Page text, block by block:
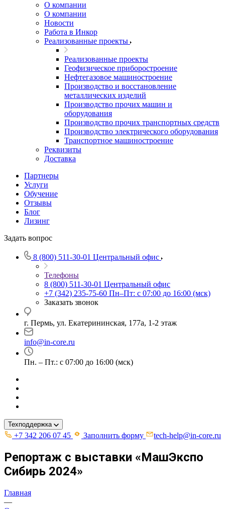
О компании
О компании
Новости
Работа в Инкор
Реализованные проекты
Реализованные проекты
Геофизическое приборостроение
Нефтегазовое машиностроение
Производство и восстановление
металлических изделий
Производство прочих машин и
оборудования
Производство прочих транспортных средств
Производство электрического оборудования
Транспортное машиностроение
Реквизиты
Доставка
Партнеры
Услуги
Обучение
Отзывы
Блог
Лизинг
Задать вопрос
8 (800) 511-30-01 Центральный офис
Телефоны
8 (800) 511-30-01 Центральный офис
+7 (342) 235-75-60 Пн–Пт: с 07:00 до 16:00 (мск)
Заказать звонок
г. Пермь, ул. ​Екатерининская, 177а, ​1-2 этаж
info@in-core.ru
Пн. – Пт.: с 07:00 до 16:00 (мск)
Техподдержка
+7 342 206 07 45 Заполнить форму tech-help@in-core.ru
Репортаж с выставки «МашЭкспо
Сибирь 2024»
Главная
—